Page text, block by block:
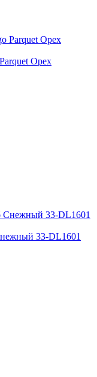
Орех
33-DL1601